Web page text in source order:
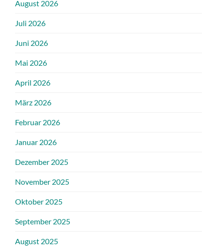
August 2026
Juli 2026
Juni 2026
Mai 2026
April 2026
März 2026
Februar 2026
Januar 2026
Dezember 2025
November 2025
Oktober 2025
September 2025
August 2025